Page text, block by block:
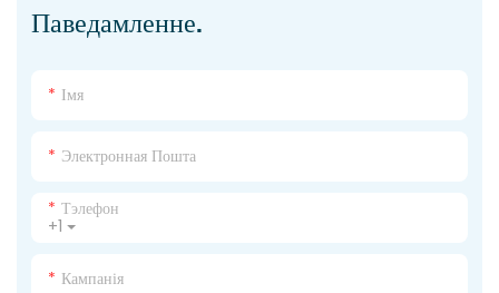
Паведамленне.
Імя
Электронная Пошта
+1
Тэлефон
Кампанія